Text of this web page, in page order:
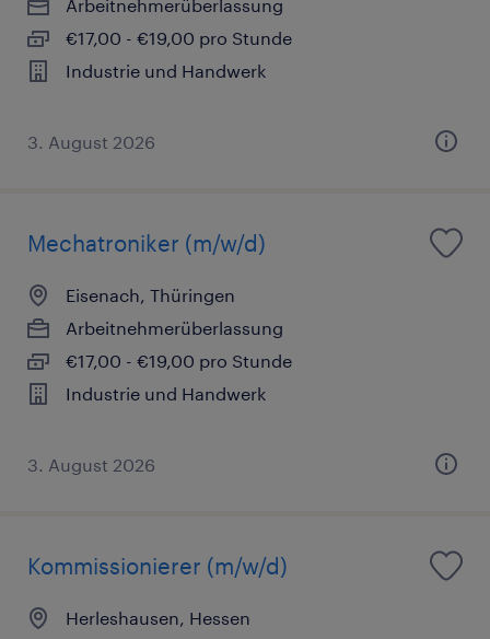
Arbeitnehmerüberlassung
€17,00 - €19,00 pro Stunde
Industrie und Handwerk
3. August 2026
Mechatroniker (m/w/d)
Eisenach, Thüringen
Arbeitnehmerüberlassung
€17,00 - €19,00 pro Stunde
Industrie und Handwerk
3. August 2026
Kommissionierer (m/w/d)
Herleshausen, Hessen